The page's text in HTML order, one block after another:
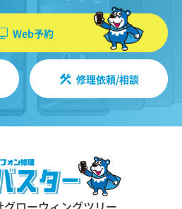
Web予約
修理依頼/相談